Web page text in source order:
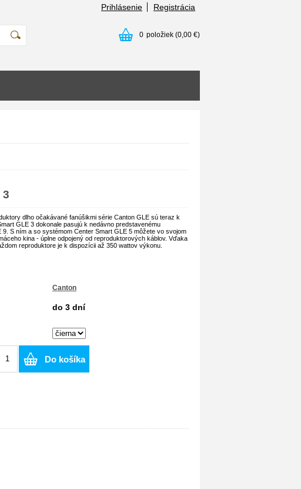
Prihlásenie Registrácia
0 položiek (0,00 €)
3
dlho očakávané fanúšikmi série Canton GLE sú teraz k
GLE 3 dokonale pasujú k nedávno predstavenému
S ním a so systémom Center Smart GLE 5 môžete vo svojom
kina - úplne odpojený od reproduktorových káblov. Vďaka
reproduktore je k dispozícii až 350 wattov výkonu.
Canton
do 3 dní
Do košíka